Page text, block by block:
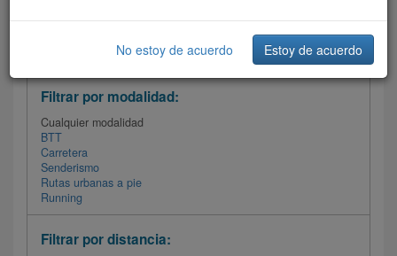
Filtrar las rutas
Filtrar por modalidad:
Cualquier modalidad
BTT
Carretera
Senderismo
Rutas urbanas a pie
Running
Filtrar por distancia:
No estoy de acuerdo Estoy de acuerdo